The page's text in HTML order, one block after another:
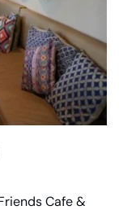
Cafe &